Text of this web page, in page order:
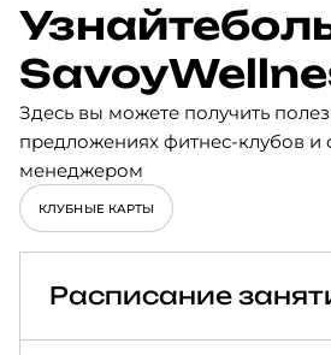
Узнайте
Savoy
Здесь вы можете получить
предложениях фитнес-клубов и
менеджером
КЛУБНЫЕ КАРТЫ
Расписание